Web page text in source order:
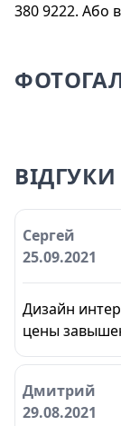
380 9222. Або
ВІДГУКИ
Сергей
25.09.2021
Дизайн
цены
Дмитрий
29.08.2021